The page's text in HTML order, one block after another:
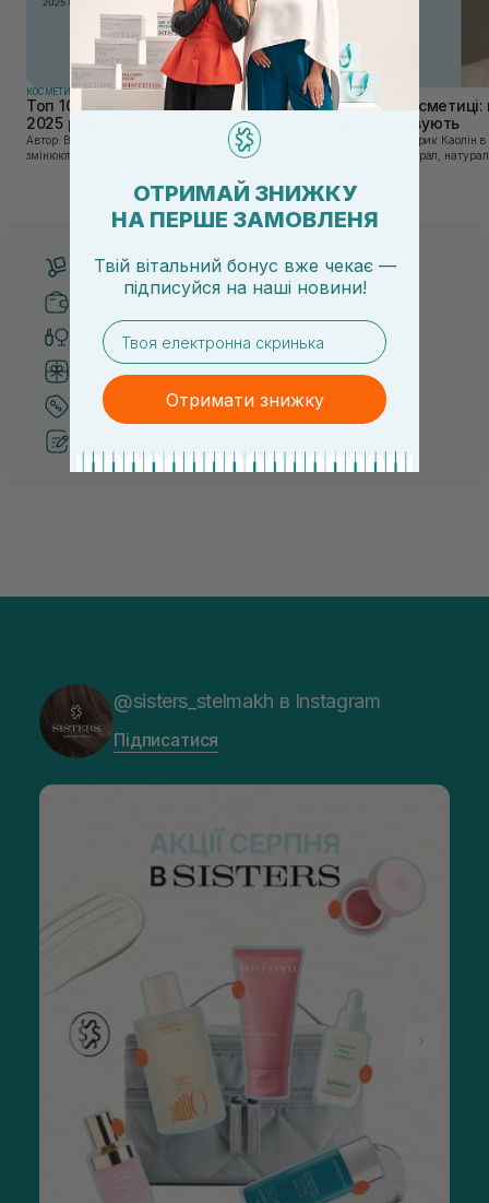
КОСМЕТИКА
Топ 10 брендів доглядової косметики у
2025 році
Автор: Віка Нагорна У сучасному світі, де тренди
змінюються зі швидкістю світла, а ринок популярної
засобу для себе стає справжнім викликом. 2025 р...
КОСМЕТИКА
Каолін в
використовують
Автор: Юлія Цебрик Каолін в косметології – це
природний мінерал,
завдяки великій кількості
Безкоштовна доставка від 3000 UAH
Безпечні способи оплати
Тільки оригінальна косметика
Система бонусів та лояльності
Кращі ціни та топ товари
@sisters_stelmakh в Instagram
Підписатися
ОТРИМАЙ ЗНИЖКУ
НА ПЕРШЕ ЗАМОВЛЕНЯ
Твій вітальний бонус вже чекає —
підписуйся на наші новини!
email
Отримати знижку